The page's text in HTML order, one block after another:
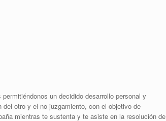
un decidido desarrollo personal y
otro y el no juzgamiento, con el objetivo de
mientras te sustenta y te asiste en la resolución de